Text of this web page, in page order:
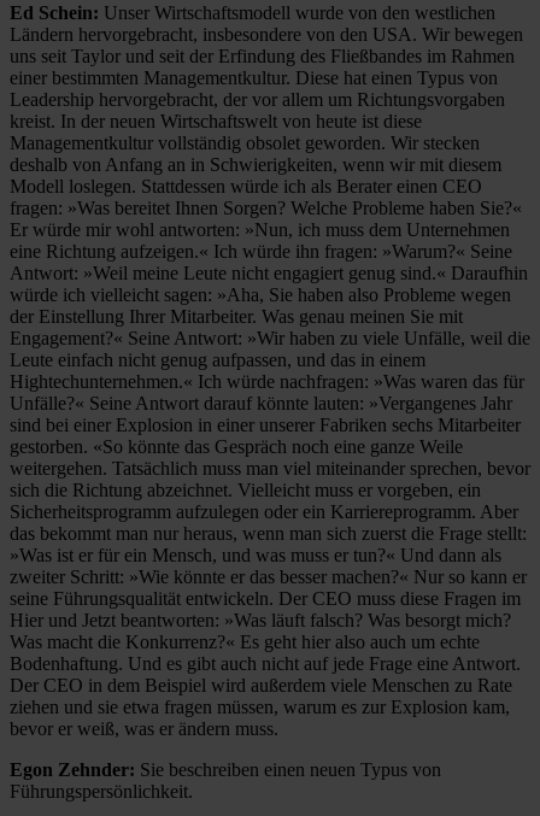
Ed Schein: Unser Wirtschaftsmodell wurde von den westlichen
Ländern hervorgebracht, insbesondere von den USA. Wir bewegen
uns seit Taylor und seit der Erfindung des Fließbandes im Rahmen
einer bestimmten Managementkultur. Diese hat einen Typus von
Leadership hervorgebracht, der vor allem um Richtungsvorgaben
kreist. In der neuen Wirtschaftswelt von heute ist diese
Managementkultur vollständig obsolet geworden. Wir stecken
deshalb von Anfang an in Schwierigkeiten, wenn wir mit diesem
Modell loslegen. Stattdessen würde ich als Berater einen CEO
fragen: »Was bereitet Ihnen Sorgen? Welche Probleme haben Sie?«
Er würde mir wohl antworten: »Nun, ich muss dem Unternehmen
eine Richtung aufzeigen.« Ich würde ihn fragen: »Warum?« Seine
Antwort: »Weil meine Leute nicht engagiert genug sind.« Daraufhin
würde ich vielleicht sagen: »Aha, Sie haben also Probleme wegen
der Einstellung Ihrer Mitarbeiter. Was genau meinen Sie mit
Engagement?« Seine Antwort: »Wir haben zu viele Unfälle, weil die
Leute einfach nicht genug aufpassen, und das in einem
Hightechunternehmen.« Ich würde nachfragen: »Was waren das für
Unfälle?« Seine Antwort darauf könnte lauten: »Vergangenes Jahr
sind bei einer Explosion in einer unserer Fabriken sechs Mitarbeiter
gestorben. «So könnte das Gespräch noch eine ganze Weile
weitergehen. Tatsächlich muss man viel miteinander sprechen, bevor
sich die Richtung abzeichnet. Vielleicht muss er vorgeben, ein
Sicherheitsprogramm aufzulegen oder ein Karriereprogramm. Aber
das bekommt man nur heraus, wenn man sich zuerst die Frage stellt:
»Was ist er für ein Mensch, und was muss er tun?« Und dann als
zweiter Schritt: »Wie könnte er das besser machen?« Nur so kann er
seine Führungsqualität entwickeln. Der CEO muss diese Fragen im
Hier und Jetzt beantworten: »Was läuft falsch? Was besorgt mich?
Was macht die Konkurrenz?« Es geht hier also auch um echte
Bodenhaftung. Und es gibt auch nicht auf jede Frage eine Antwort.
Der CEO in dem Beispiel wird außerdem viele Menschen zu Rate
ziehen und sie etwa fragen müssen, warum es zur Explosion kam,
bevor er weiß, was er ändern muss.
Egon Zehnder: Sie beschreiben einen neuen Typus von
Führungspersönlichkeit.